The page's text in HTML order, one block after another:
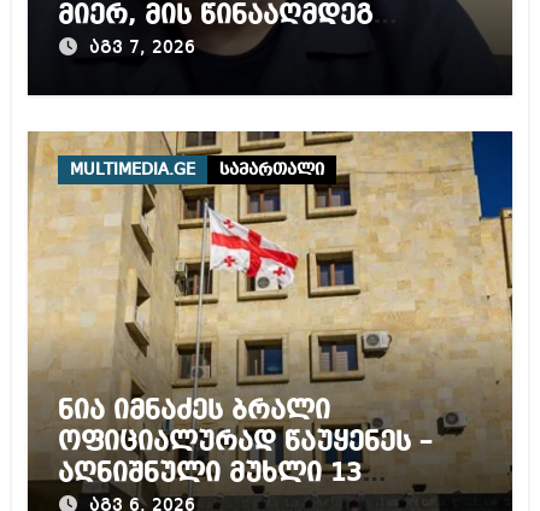
მიერ, მის წინააღმდეგ
დაწყებულ გამოძიებას
აგვ 7, 2026
MULTIMEDIA.GE სამართალი
ნია იმნაძეს ბრალი
ოფიციალურად წაუყენეს –
აღნიშნული მუხლი 13
წლამდე პატიმრობას
აგვ 6, 2026